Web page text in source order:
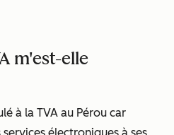
m'est-elle
à la TVA au Pérou car